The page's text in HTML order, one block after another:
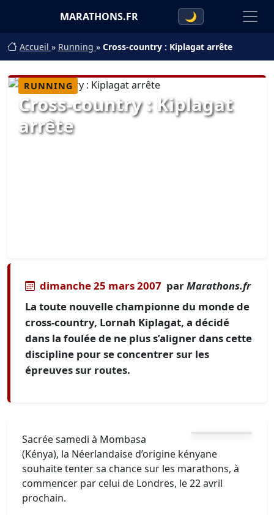
MARATHONS.FR 🌙
Accueil » Running » Cross-country : Kiplagat arrête
RUNNING
Cross-country : Kiplagat
arrête
dimanche 25 mars 2007 parMarathons.fr
La toute nouvelle championne du monde de
cross-country, Lornah Kiplagat, a décidé
dans la foulée de ne plus s’aligner dans cette
discipline pour se concentrer sur les
épreuves sur routes.
Sacrée samedi à Mombasa
(Kénya), la Néerlandaise d’origine kényane
souhaite tenter sa chance sur les marathons, à
commencer par celui de Londres, le 22 avril
prochain.